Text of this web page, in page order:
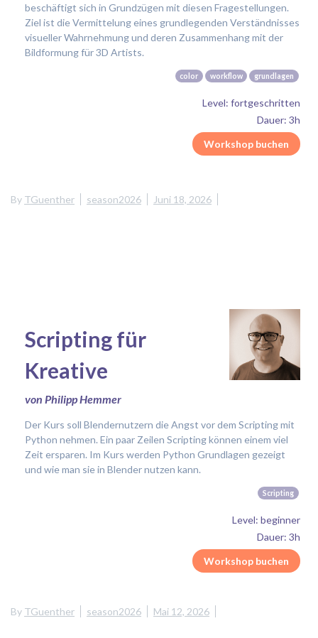
beschäftigt sich in Grundzügen mit diesen Fragestellungen.
Ziel ist die Vermittelung eines grundlegenden Verständnisses
visueller Wahrnehmung und deren Zusammenhang mit der
Bildformung für 3D Artists.
color workflow grundlagen
Level: fortgeschritten
Dauer: 3h
Workshop buchen
By TGuenther season2026 Juni 18, 2026
Scripting für
Kreative
von Philipp Hemmer
Der Kurs soll Blendernutzern die Angst vor dem Scripting mit
Python nehmen. Ein paar Zeilen Scripting können einem viel
Zeit ersparen. Im Kurs werden Python Grundlagen gezeigt
und wie man sie in Blender nutzen kann.
Scripting
Level: beginner
Dauer: 3h
Workshop buchen
By TGuenther season2026 Mai 12, 2026